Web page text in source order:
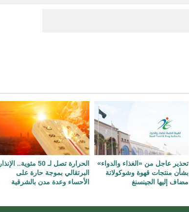
تحذير عاجل من «الغذاء والدواء»
بشأن منتجات قهوة وشوكولاتة
مضاف إليها الجينسنغ
الحرارة تصل لـ 50 مئوية.. الإنذار
البرتقالي بموجة حارة على
الأحساء وعدة مدن بالشرقية